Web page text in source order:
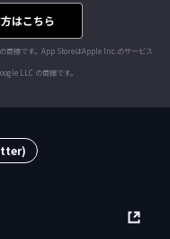
商標です。App StoreはApple Inc.のサービス
LLC の商標です。